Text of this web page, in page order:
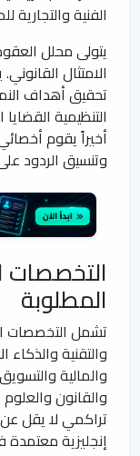
الفنية والتجارية
يتولى محلل
الامتثال
تحقيق أهداف
التنظيمية
أخيراً يقوم
وتنسيق الردود
التخصصات
المطلوبة
تشمل التخصصات
والتقنية
والمالية
والقانون
إنجليزية